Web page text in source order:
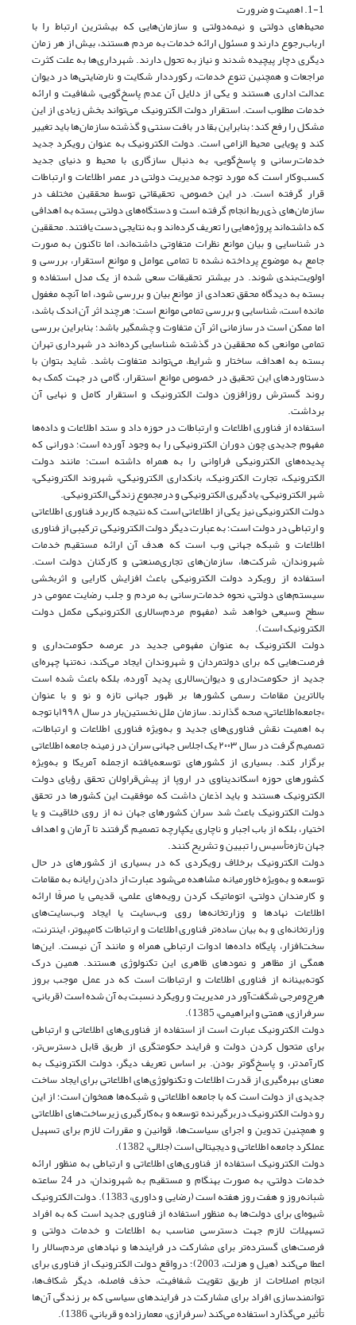
1-1. اهمیت و ضرورت
محیط‌های دولتی و نیمه‌دولتی و سازمان‌هایی که بیشترین ارتباط را با
ارباب‌رجوع دارند و مسئول ارائه خدمات به مردم هستند، بیش از هر زمان
دیگری دچار پیچیده شدند و نیاز به تحول دارند. شهرداری‌ها به علت کثرت
مراجعات و همچنین تنوع خدمات، رکورددار شکایت و نارضایتی‌ها در دیوان
عدالت اداری هستند و یکی از دلایل آن عدم پاسخ‌گویی، شفافیت و ارائه
خدمات مطلوب است. استقرار دولت الکترونیک می‌تواند بخش زیادی از این
مشکل را رفع کند؛ بنابراین بقا در بافت سنتی و گذشته سازمان‌ها باید تغییر
کند و پویایی محیط الزامی است. دولت الکترونیک به عنوان رویکرد جدید
خدمات‌رسانی و پاسخ‌گویی، به دنبال سازگاری با محیط و دنیای جدید
کسب‌و‌کار است که مورد توجه مدیریت دولتی در عصر اطلاعات و ارتباطات
قرار گرفته است. در این خصوص، تحقیقاتی توسط محققین مختلف در
سازمان‌های ذی‌ربط انجام گرفته است و دستگاه‌های دولتی بسته به اهدافی
که داشته‌اند پروژه‌هایی را تعریف کرده‌اند و به نتایجی دست یافتند. محققین
در شناسایی و بیان موانع نظرات متفاوتی داشته‌اند، اما تاکنون به صورت
جامع به موضوع پرداخته نشده تا تمامی عوامل و موانع استقرار، بررسی و
اولویت‌بندی شوند. در بیشتر تحقیقات سعی شده از یک مدل استفاده و
بسته به دیدگاه محقق تعدادی از موانع بیان و بررسی شود، اما آنچه مغفول
مانده است، شناسایی و بررسی تمامی موانع است؛ هرچند اثر آن اندک باشد،
اما ممکن است در سازمانی اثر آن متفاوت و چشمگیر باشد؛ بنابراین بررسی
تمامی موانعی که محققین در گذشته شناسایی کرده‌اند در شهرداری تهران
بسته به اهداف، ساختار و شرایط، می‌تواند متفاوت باشد. شاید بتوان با
دستاوردهای این تحقیق در خصوص موانع استقرار، گامی در جهت کمک به
روند گسترش روزافزون دولت الکترونیک و استقرار کامل و نهایی آن
برداشت.
استفاده از فناوری اطلاعات و ارتباطات در حوزه داد و ستد اطلاعات و داده‌ها
مفهوم جدیدی چون دوران الکترونیکی را به وجود آورده است؛ دورانی که
پدیده‌های الکترونیکی فراوانی را به همراه داشته است؛ مانند دولت
الکترونیک، ‌تجارت الکترونیک، بانکداری الکترونیکی، شهروند الکترونیکی،
شهر الکترونیکی، یادگیری الکترونیکی و درمجموع زندگی الکترونیکی.
دولت الکترونیکی نیز یکی از اطلاعاتی است که نتیجه کاربرد فناوری اطلاعاتی
و ارتباطی در دولت است؛ به عبارت دیگر دولت الکترونیکی ترکیبی از فناوری
اطلاعات و شبکه جهانی وب است که هدف آن ارائه مستقیم خدمات
شهروندان، شرکت‌ها، ‌سازمان‌های تجاری‌صنعتی و کارکنان دولت است.
استفاده از رویکرد دولت الکترونیکی باعث افزایش کارایی و اثربخشی
سیستم‌های دولتی، نحوه خدمات‌رسانی به مردم و جلب رضایت عمومی در
سطح وسیعی خواهد شد (مفهوم مردم‌سالاری الکترونیکی مکمل دولت
الکترونیک است).
دولت الکترونیک به‌ عنوان مفهومی جدید در عرصه حکومت‌داری و
فرصت‌هایی که برای دولتمردان و شهروندان ایجاد می‌کند، نه‌تنها چهره‌ای
جدید از حکومت‌داری و دیوان‌سالاری پدید آورده، بلکه باعث شده است
بالاترین مقامات رسمی کشورها بر ظهور جهانی تازه و نو و با عنوان
»جامعه‌اطلاعاتی« صحه گذارند. سازمان ملل نخستین‌بار در سال ۱۹۹۸با توجه
به ‌اهمیت نقش فناوری‌های جدید و به‌ویژه فناوری اطلاعات و ارتباطات،
تصمیم گرفت در سال ۲۰۰۳ یک اجلاس جهانی سران در زمینه جامعه ‌اطلاعاتی
برگزار کند. بسیاری از کشورهای توسعه‌یافته ازجمله آمریکا و به‌ویژه
کشور‌های حوزه اسکاندیناوی در اروپا از پیش‌قراولان تحقق رؤیای دولت
الکترونیک هستند و باید اذعان داشت که موفقیت این کشورها در تحقق
دولت الکترونیک باعث شد سران کشورهای جهان نه از روی خلاقیت و یا
اختیار، بلکه از باب اجبار و ناچاری یکپارچه تصمیم گرفتند تا آرمان و اهداف
جهان تازه‌تأسیس را تبیین و تشریح کنند.
دولت الکترونیک برخلاف رویکردی که در بسیاری از کشورهای در حال
توسعه و به‌ویژه خاورمیانه مشاهده می‌شود عبارت از دادن رایانه به مقامات
و کارمندان دولتی، اتوماتیک کردن رویه‌های علمی، قدیمی یا صرفًا ارائه
اطلاعات نهادها و وزارتخانه‌ها روی وب‌سایت یا ایجاد وب‌سایت‌های
وزارتخانه‌ای و به بیان ساده‌تر فناوری اطلاعات و ارتباطات کامپیوتر، اینترنت،
سخت‌افزار، پایگاه داده‌ها ادوات ارتباطی همراه و مانند آن نیست. این‌ها
همگی از مظاهر و نمودهای ظاهری این تکنولوژی هستند. همین درک
کوته‌بینانه از فناوری اطلاعات و ارتباطات است که در عمل موجب بروز
هرج‌ومرجی شگفت‌آور در مدیریت و رویکرد نسبت به آن شده است (قربانی،
سرفرازی، همتی و ابراهیمی، 1385).
دولت الکترونیک عبارت است از استفاده از فناوری‌های اطلاعاتی و ارتباطی
برای متحول کردن دولت و فرایند حکومتگری از طریق قابل دسترس‌تر،
کارآمدتر، و پاسخ‌گوتر بودن. بر اساس تعریف دیگر، دولت الکترونیک به
معنای بهره‌گیری از قدرت اطلاعات و تکنولوژی‌های اطلاعاتی برای ایجاد ساخت
جدیدی از دولت است که با جامعه اطلاعاتی و شبکه‌ها همخوان است؛ از این
رو دولت الکترونیک دربرگیرنده توسعه و به‌کارگیری زیرساخت‌های اطلاعاتی
و همچنین تدوین و اجرای سیاست‌ها، قوانین و مقررات لازم برای تسهیل
عملکرد جامعه اطلاعاتی و دیجیتالی است (جلالی، 1382).
دولت الکترونیک استفاده از فناوری‌های اطلاعاتی و ارتباطی به منظور ارائه
خدمات دولتی، به صورت بهنگام و مستقیم به شهروندان، در 24 ساعته
شبانه‌روز و هفت روز هفته است (رضایی و داوری، 1383). دولت الکترونیک
شیوه‌ای برای دولت‌ها به منظور استفاده از فناوری جدید است که به افراد
تسهیلات لازم جهت دسترسی مناسب به اطلاعات و خدمات دولتی و
فرصت‌های گسترده‌تر برای مشارکت در فرایندها و نهادهای مردم‌سالار را
اعطا می‌کند (هیل و هزلت، 2003)؛ درواقع دولت الکترونیک از فناوری برای
انجام اصلاحات از طریق تقویت شفافیت، حذف فاصله، دیگر شکاف‌ها،
توانمندسازی افراد برای مشارکت در فرایندهای سیاسی که بر زندگی آن‌ها
تأثیر می‌گذارد استفاده می‌کند (سرفرازی، معمارزاده و قربانی، 1386).